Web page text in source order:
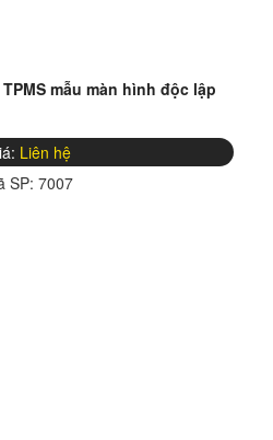
mẫu màn hình độc lập
Liên hệ
SP: 7007